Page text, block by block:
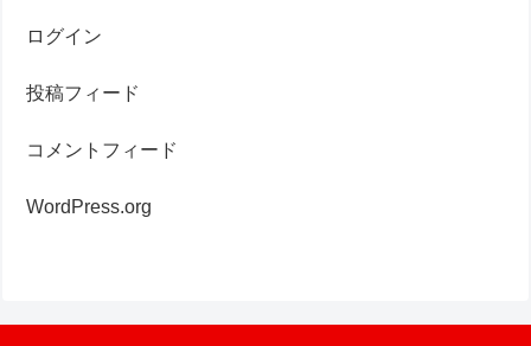
ログイン
投稿フィード
コメントフィード
WordPress.org